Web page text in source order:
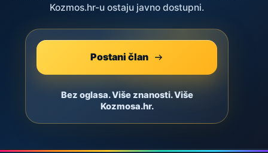
Kozmos.hr-u ostaju javno dostupni.
Postani član
Bez oglasa. Više znanosti. Više
Kozmosa.hr.